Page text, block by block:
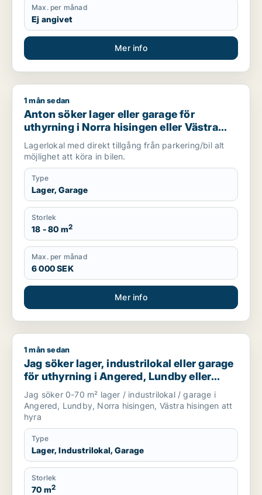
Max. per månad
Ej angivet
Mer info
Anton söker lager eller garage för uthyrning i Norra hisingen
1 mån sedan
Anton söker lager eller garage för
uthyrning i Norra hisingen eller Västra
hisingen
Lagerlokal med direkt tillgång från parkering/bil alt
möjlighet att köra in bilen.
Type
Lager, Garage
Storlek
18 - 80 m2
Max. per månad
6 000 SEK
Mer info
Jag söker lager, industrilokal eller garage för uthyrning i
1 mån sedan
Jag söker lager, industrilokal eller garage
för uthyrning i Angered, Lundby eller
Norra hisingen m.fl.
Jag söker 0-70 m² lager / industrilokal / garage i
Angered, Lundby, Norra hisingen, Västra hisingen att
hyra
Type
Lager, Industrilokal, Garage
Storlek
70 m2